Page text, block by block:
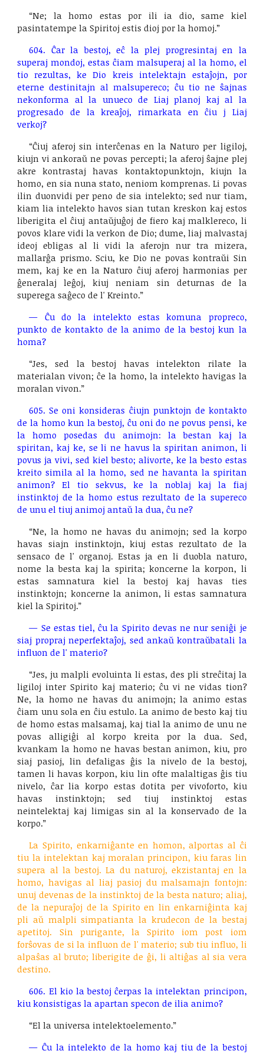
“Ne; la homo estas por ili ia dio, same kiel
pasintatempe la Spiritoj estis dioj por la homoj.”
604. Ĉar la bestoj, eĉ la plej progresintaj en la
superaj mondoj, estas ĉiam malsuperaj al la homo, el
tio rezultas, ke Dio kreis intelektajn estaĵojn, por
eterne destinitajn al malsupereco; ĉu tio ne ŝajnas
nekonforma al la unueco de Liaj planoj kaj al la
progresado de la kreaĵoj, rimarkata en ĉiu j Liaj
verkoj?
“Ĉiuj aferoj sin interĉenas en la Naturo per ligiloj,
kiujn vi ankoraŭ ne povas percepti; la aferoj ŝajne plej
akre kontrastaj havas kontaktopunktojn, kiujn la
homo, en sia nuna stato, neniom komprenas. Li povas
ilin duonvidi per peno de sia intelekto; sed nur tiam,
kiam lia intelekto havos sian tutan kreskon kaj estos
liberigita el ĉiuj antaŭjuĝoj de fiero kaj malklereco, li
povos klare vidi la verkon de Dio; dume, liaj malvastaj
ideoj ebligas al li vidi la aferojn nur tra mizera,
mallarĝa prismo. Sciu, ke Dio ne povas kontraŭi Sin
mem, kaj ke en la Naturo ĉiuj aferoj harmonias per
ĝeneralaj leĝoj, kiuj neniam sin deturnas de la
superega saĝeco de l' Kreinto.”
— Ĉu do la intelekto estas komuna propreco,
punkto de kontakto de la animo de la bestoj kun la
homa?
“Jes, sed la bestoj havas intelekton rilate la
materialan vivon; ĉe la homo, la intelekto havigas la
moralan vivon.”
605. Se oni konsideras ĉiujn punktojn de kontakto
de la homo kun la bestoj, ĉu oni do ne povus pensi, ke
la homo posedas du animojn: la bestan kaj la
spiritan, kaj ke, se li ne havus la spiritan animon, li
povus ja vivi, sed kiel besto; alivorte, ke la besto estas
kreito simila al la homo, sed ne havanta la spiritan
animon? El tio sekvus, ke la noblaj kaj la fiaj
instinktoj de la homo estus rezultato de la supereco
de unu el tiuj animoj antaŭ la dua, ĉu ne?
“Ne, la homo ne havas du animojn; sed la korpo
havas siajn instinktojn, kiuj estas rezultato de la
sensaco de l' organoj. Estas ja en li duobla naturo,
nome la besta kaj la spirita; koncerne la korpon, li
estas samnatura kiel la bestoj kaj havas ties
instinktojn; koncerne la animon, li estas samnatura
kiel la Spiritoj.”
— Se estas tiel, ĉu la Spirito devas ne nur seniĝi je
siaj propraj neperfektaĵoj, sed ankaŭ kontraŭbatali la
influon de l' materio?
“Jes, ju malpli evoluinta li estas, des pli streĉitaj la
ligiloj inter Spirito kaj materio; ĉu vi ne vidas tion?
Ne, la homo ne havas du animojn; la animo estas
ĉiam unu sola en ĉiu estulo. La animo de besto kaj tiu
de homo estas malsamaj, kaj tial la animo de unu ne
povas alligiĝi al korpo kreita por la dua. Sed,
kvankam la homo ne havas bestan animon, kiu, pro
siaj pasioj, lin defaligas ĝis la nivelo de la bestoj,
tamen li havas korpon, kiu lin ofte malaltigas ĝis tiu
nivelo, ĉar lia korpo estas dotita per vivoforto, kiu
havas instinktojn; sed tiuj instinktoj estas
neintelektaj kaj limigas sin al la konservado de la
korpo.”
La Spirito, enkarniĝante en homon, alportas al ĉi
tiu la intelektan kaj moralan principon, kiu faras lin
supera al la bestoj. La du naturoj, ekzistantaj en la
homo, havigas al liaj pasioj du malsamajn fontojn:
unuj devenas de la instinktoj de la besta naturo; aliaj,
de la nepuraĵoj de la Spirito en lin enkarniĝinta kaj
pli aŭ malpli simpatianta la krudecon de la bestaj
apetitoj. Sin purigante, la Spirito iom post iom
forŝovas de si la influon de l' materio; sub tiu influo, li
alpaŝas al bruto; liberigite de ĝi, li altiĝas al sia vera
destino.
606. El kio la bestoj ĉerpas la intelektan principon,
kiu konsistigas la apartan specon de ilia animo?
“El la universa intelektoelemento.”
— Ĉu la intelekto de la homo kaj tiu de la bestoj